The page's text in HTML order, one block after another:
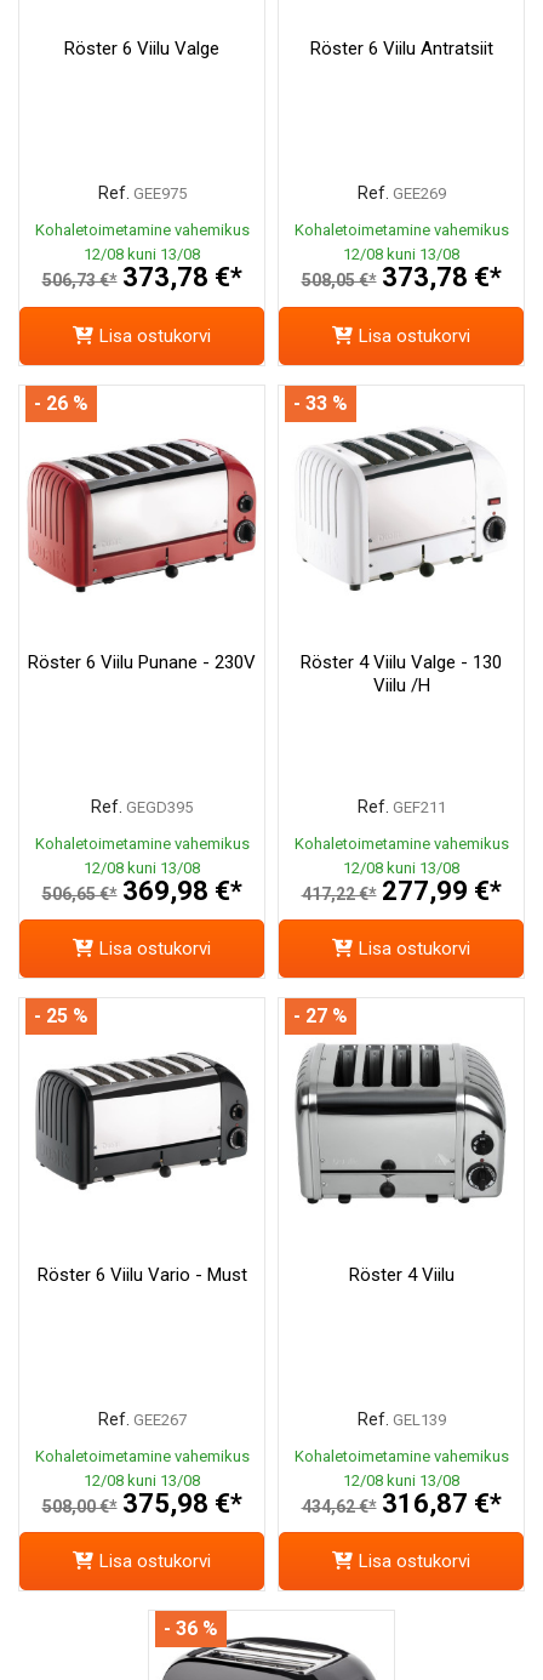
Röster 6 Viilu Valge
Ref. GEE975
Kohaletoimetamine vahemikus
12/08 kuni 13/08
506,73 €* 373,78 €*
Lisa ostukorvi
Röster 6 Viilu Antratsiit
Ref. GEE269
Kohaletoimetamine vahemikus
12/08 kuni 13/08
508,05 €* 373,78 €*
Lisa ostukorvi
Röster 6 Viilu Punane - 230V
Ref. GEGD395
Kohaletoimetamine vahemikus
12/08 kuni 13/08
506,65 €* 369,98 €*
- 26 %
Lisa ostukorvi
Röster 4 Viilu Valge - 130
Viilu /h
Ref. GEF211
Kohaletoimetamine vahemikus
12/08 kuni 13/08
417,22 €* 277,99 €*
- 33 %
Lisa ostukorvi
Röster 6 Viilu Vario - Must
Ref. GEE267
Kohaletoimetamine vahemikus
12/08 kuni 13/08
508,00 €* 375,98 €*
- 25 %
Lisa ostukorvi
Röster 4 Viilu
Ref. GEL139
Kohaletoimetamine vahemikus
12/08 kuni 13/08
434,62 €* 316,87 €*
- 27 %
Lisa ostukorvi
- 36 %